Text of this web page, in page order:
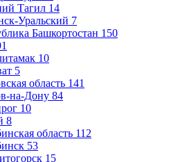
Тагил 14
Уральский 7
Башкортостан 150
10
5
область 141
на-Дону 84
10
8
область 112
53
15